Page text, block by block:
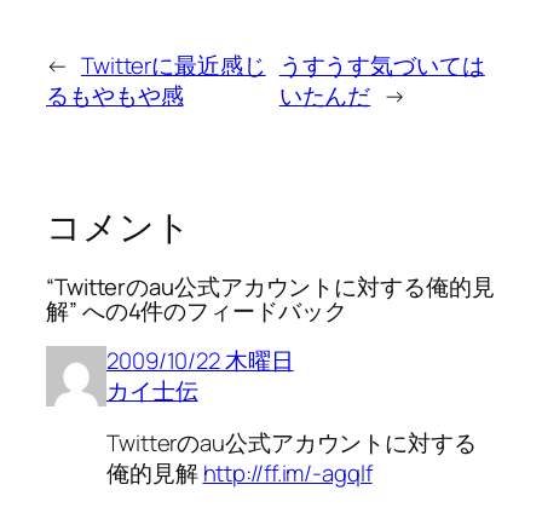
← Twitterに最近感じ
るもやもや感
うすうす気づいては
いたんだ →
コメント
“Twitterのau公式アカウントに対する俺的見
解” への4件のフィードバック
2009/10/22 木曜日
カイ士伝
Twitterのau公式アカウントに対する
俺的見解http://ff.im/-agqlf